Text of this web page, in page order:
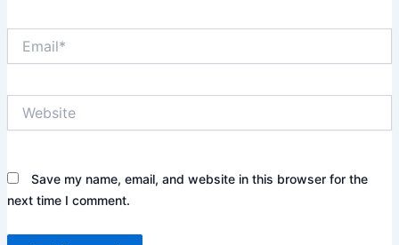
Save my name, email, and website in this browser for the
next time I comment.